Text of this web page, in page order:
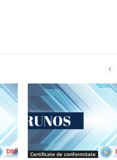
Certificate de conformitate